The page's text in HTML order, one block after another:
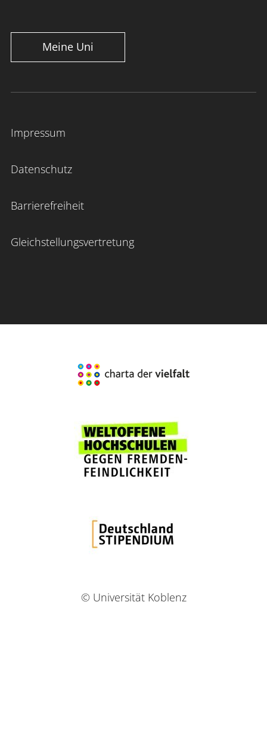
Meine Uni
Impressum
Datenschutz
Barrierefreiheit
Gleichstellungsvertretung
© Universität Koblenz